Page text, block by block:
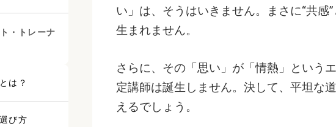
い」は、そうはいきません。まさに“共
生まれません。
さらに、その「思い」が「情熱」という
定講師は誕生しません。決して、平坦な
えるでしょう。
・トレーナ
は？
び方